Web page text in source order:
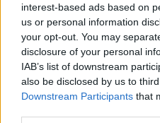
interest-based ads based on
us or personal information
your opt-out. You may
disclosure of your personal
IAB’s list of downstream
also be disclosed by us to
Downstream Participants that